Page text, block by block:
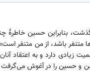
بنابراین حسین خاطرهٔ
متنفر باشد، از من متنفر
زیادی دارد و به اعتقاد
و حسین را در آغوش